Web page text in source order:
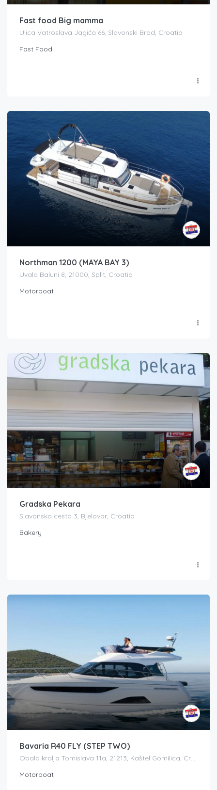
Fast food Big mamma
Ulica Vatroslava Jagića 66, Slavonski Brod, Croatia
Fast Food
Northman 1200 (MAYA BAY 3)
Uvala Baluni 8, 21000, Split, Croatia
Motorboat
Gradska Pekara
Slavonska cesta 3, Bjelovar, Croatia
Bakery
Bavaria R40 FLY (STEP TWO)
Obala kralja Tomislava 11a, 21213, Kaštel Gomilica, Croatia
Motorboat